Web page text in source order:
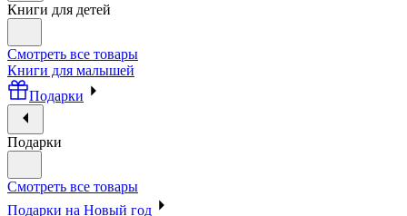
Книги для детей
Смотреть все товары
Книги для малышей
Подарки
Подарки
Смотреть все товары
Подарки на Новый год